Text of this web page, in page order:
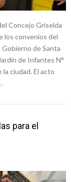
Concejo Griselda
los convenios del
Gobierno de Santa
de Infantes N°
ciudad. El acto
para el